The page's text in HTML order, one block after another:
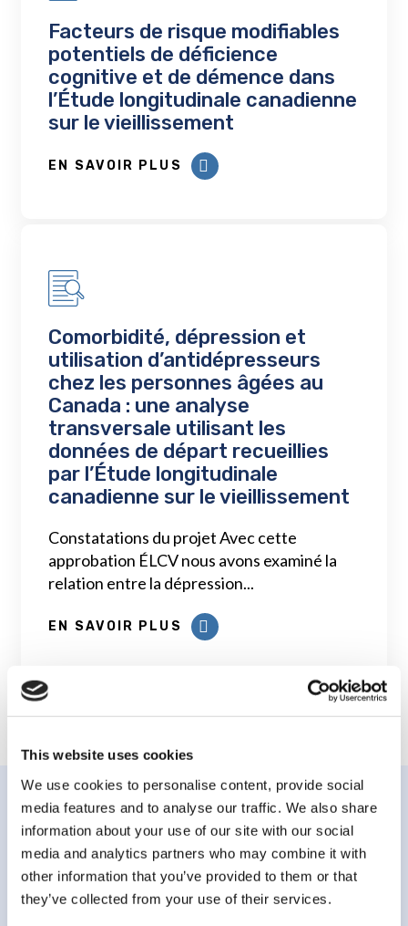
This website uses cookies
We use cookies to personalise content, provide social
media features and to analyse our traffic. We also share
information about your use of our site with our social
media and analytics partners who may combine it with
other information that you’ve provided to them or that
they’ve collected from your use of their services.
Facteurs de risque modifiables
potentiels de déficience
cognitive et de démence dans
l’Étude longitudinale canadienne
sur le vieillissement
EN SAVOIR PLUS
Comorbidité, dépression et
utilisation d’antidépresseurs
chez les personnes âgées au
Canada : une analyse
transversale utilisant les
données de départ recueillies
par l’Étude longitudinale
canadienne sur le vieillissement
Constatations du projet Avec cette
approbation ÉLCV nous avons examiné la
relation entre la dépression...
EN SAVOIR PLUS
Abonnez-vous à notre